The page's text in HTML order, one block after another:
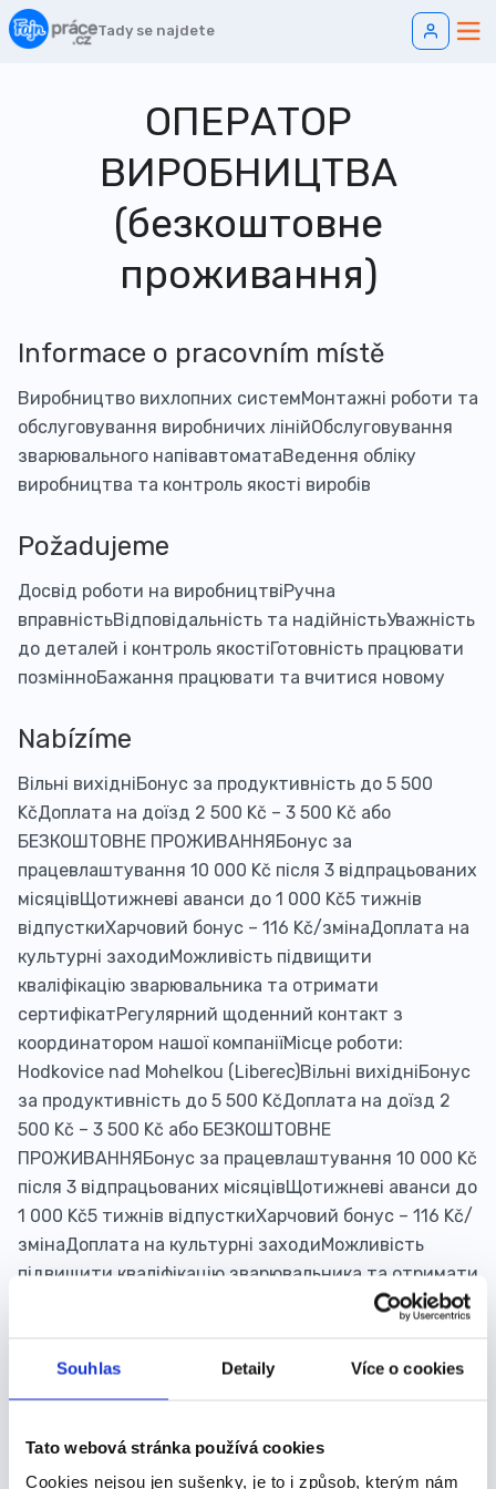
Souhlas Detaily Více o cookies
Tato webová stránka používá cookies
Cookies nejsou jen sušenky, je to i způsob, kterým nám
Tady se najdete
ОПЕРАТОР
ВИРОБНИЦТВА
(безкоштовне
проживання)
Informace o pracovním místě
Виробництво вихлопних системМонтажні роботи та
обслуговування виробничих лінійОбслуговування
зварювального напівавтоматаВедення обліку
виробництва та контроль якості виробів
Požadujeme
Досвід роботи на виробництвіРучна
вправністьВідповідальність та надійністьУважність
до деталей і контроль якостіГотовність працювати
позмінноБажання працювати та вчитися новому
Nabízíme
Вільні вихідніБонус за продуктивність до 5 500
KčДоплата на доїзд 2 500 Kč – 3 500 Kč або
БЕЗКОШТОВНЕ ПРОЖИВАННЯБонус за
працевлаштування 10 000 Kč після 3 відпрацьованих
місяцівЩотижневі аванси до 1 000 Kč5 тижнів
відпусткиХарчовий бонус – 116 Kč/змінаДоплата на
культурні заходиМожливість підвищити
кваліфікацію зварювальника та отримати
сертифікатРегулярний щоденний контакт з
координатором нашої компаніїМісце роботи:
Hodkovice nad Mohelkou (Liberec)Вільні вихідніБонус
за продуктивність до 5 500 KčДоплата на доїзд 2
500 Kč – 3 500 Kč або БЕЗКОШТОВНЕ
ПРОЖИВАННЯБонус за працевлаштування 10 000 Kč
після 3 відпрацьованих місяцівЩотижневі аванси до
1 000 Kč5 тижнів відпусткиХарчовий бонус – 116 Kč/
змінаДоплата на культурні заходиМожливість
підвищити кваліфікацію зварювальника та отримати
сертифікатРегулярний щоденний контакт з
Hodkovice nad Mohelkou (Liberec)
Mzda: